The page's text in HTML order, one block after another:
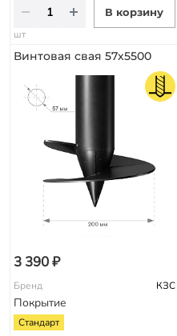
В корзину
шт
Винтовая свая 57х5500
3 390 ₽
Бренд КЗС
Покрытие
Стандарт